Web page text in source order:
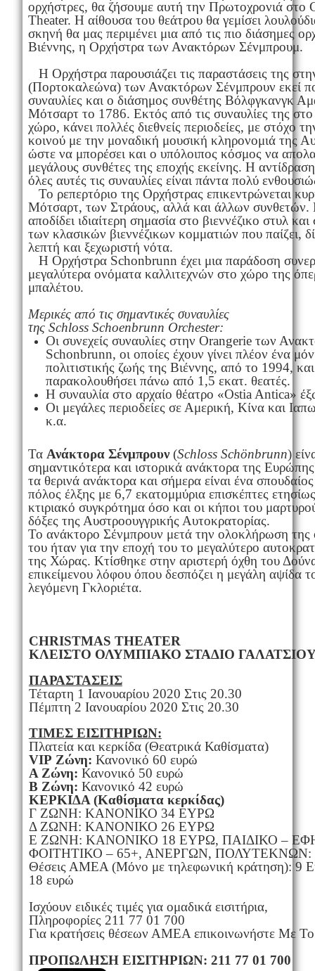
ορχήστρες, θα ζήσουμε αυτή την Πρωτοχρονιά στο
Theater. Η αίθουσα του θεάτρου θα γεμίσει
σκηνή θα μας περιμένει μια από τις πιο διάσημες
Βιέννης, η Ορχήστρα των Ανακτόρων Σένμπρουμ.
Η Ορχήστρα παρουσιάζει τις παραστάσεις της
(Πορτοκαλεώνα) των Ανακτόρων Σένμπρουν εκεί
συναυλίες και ο διάσημος συνθέτης Βόλφγκανγκ
Μότσαρτ το 1786. Εκτός από τις συναυλίες της
χώρο, κάνει πολλές διεθνείς περιοδείες, με στόχο
κοινού με την μοναδική μουσική κληρονομιά της
ώστε να μπορέσει και ο υπόλοιπος κόσμος να
μεγάλους συνθέτες της εποχής εκείνης. Η
όλες αυτές τις συναυλίες είναι πάντα πολύ
Το ρεπερτόριο της Ορχήστρας επικεντρώνεται
Μότσαρτ, των Στράους, αλλά και άλλων
αποδίδει ιδιαίτερη σημασία στο βιεννέζικο στυλ
των κλασικών βιεννέζικων κομματιών που παίζει,
λεπτή και ξεχωριστή νότα.
Η Ορχήστρα Schonbrunn έχει μια παράδοση
μεγαλύτερα ονόματα καλλιτεχνών στο χώρο της
μπαλέτου.
Μερικές από τις σημαντικές συναυλίες
της Schloss Schoenbrunn Orchester:
Οι συνεχείς συναυλίες στην Orangerie των
Schonbrunn, οι οποίες έχουν γίνει πλέον ένα
πολιτιστικής ζωής της Βιέννης, από το 1994, και
παρακολουθήσει πάνω από 1,5 εκατ. θεατές.
Η συναυλία στο αρχαίο θέατρο «Ostia Antica»
Οι μεγάλες περιοδείες σε Αμερική, Κίνα και
κ.α.
Τα Ανάκτορα Σένμπρουν(Schloss Schönbrunn)
σημαντικότερα και ιστορικά ανάκτορα της
τα θερινά ανάκτορα και σήμερα είναι ένα σπουδαίος
πόλος έλξης με 6,7 εκατομμύρια επισκέπτες
κτιριακό συγκρότημα όσο και οι κήποι του
δόξες της Αυστροουγγρικής Αυτοκρατορίας.
Το ανάκτορο Σένμπρουν μετά την ολοκλήρωση της
του ήταν για την εποχή του το μεγαλύτερο
της Χώρας. Κτίσθηκε στην αριστερή όχθη του
επικείμενου λόφου όπου δεσπόζει η μεγάλη αψίδα
λεγόμενη Γκλοριέτα.
CHRISTMAS THEATER
ΚΛΕΙΣΤΟ ΟΛΥΜΠΙΑΚΟ ΣΤΑΔΙΟ
ΠΑΡΑΣΤΑΣΕΙΣ
Τέταρτη 1 Ιανουαρίου 2020 Στις 20.30
Πέμπτη 2 Ιανουαρίου 2020 Στις 20.30
ΤΙΜΕΣ ΕΙΣΙΤΗΡΙΩΝ:
Πλατεία και κερκίδα (Θεατρικά Καθίσματα)
VIP Ζώνη: Κανονικό 60 ευρώ
Α Ζώνη: Κανονικό 50 ευρώ
Β Ζώνη: Κανονικό 42 ευρώ
ΚΕΡΚΙΔΑ (Καθίσματα κερκίδας)
Γ ΖΩΝΗ: ΚΑΝΟΝΙΚΟ 34 ΕΥΡΩ
Δ ΖΩΝΗ: ΚΑΝΟΝΙΚΟ 26 ΕΥΡΩ
Ε ΖΩΝΗ: ΚΑΝΟΝΙΚΟ 18 ΕΥΡΩ, ΠΑΙΔΙΚΟ –
ΦΟΙΤΗΤΙΚΟ – 65+, ΑΝΕΡΓΩΝ, ΠΟΛΥΤΕΚΝΩΝ:
Θέσεις ΑΜΕΑ (Μόνο με τηλεφωνική κράτηση): 9
18 ευρώ
Ισχύουν ειδικές τιμές για ομαδικά εισιτήρια,
Πληροφορίες 211 77 01 700
Για κρατήσεις θέσεων ΑΜΕΑ επικοινωνήστε Με
ΠΡΟΠΩΛΗΣΗ ΕΙΣΙΤΗΡΙΩΝ: 211 77 01 700